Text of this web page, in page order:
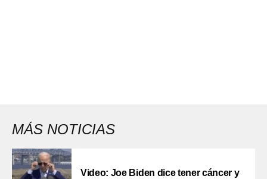
MÁS NOTICIAS
Video: Joe Biden dice tener cáncer y